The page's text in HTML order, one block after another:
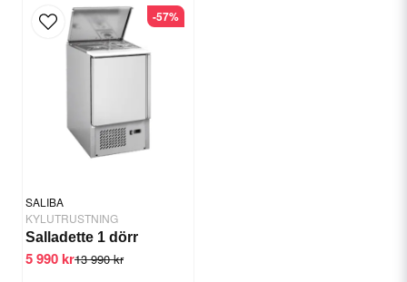
SALIBA
KYLUTRUSTNING
Salladette 1 dörr
13 990 kr
5 990 kr
-57%